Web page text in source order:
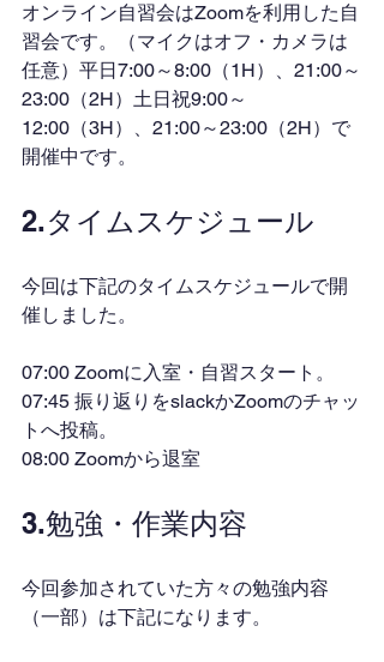
オンライン自習会はZoomを利用した自
習会です。（マイクはオフ・カメラは
任意）平日7:00～8:00（1H）、21:00～
23:00（2H）土日祝9:00～
12:00（3H）、21:00～23:00（2H）で
開催中です。
2.タイムスケジュール
今回は下記のタイムスケジュールで開
催しました。
07:00 Zoomに入室・自習スタート。
07:45 振り返りをslackかZoomのチャッ
トへ投稿。
08:00 Zoomから退室
3.勉強・作業内容
今回参加されていた方々の勉強内容
（一部）は下記になります。